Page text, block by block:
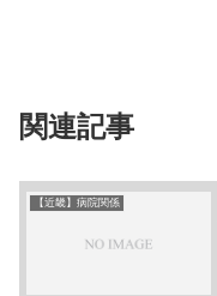
関連記事
【近畿】病院関係